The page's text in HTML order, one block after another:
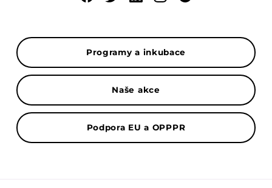
Programy a inkubace
Naše akce
Podpora EU a OPPPR